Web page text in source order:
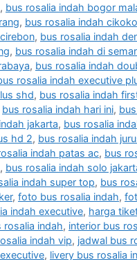
, bus rosalia indah bogor
, bus rosalia indah
, bus rosalia indah
, bus rosalia indah di
, bus rosalia indah
rosalia indah executive
shd, bus rosalia indah
bus rosalia indah hari ini,
jakarta, bus rosalia
hd 2, bus rosalia indah
indah patas ac, bus
, bus rosalia indah solo
indah super top, bus
, foto bus rosalia indah,
indah executive, harga
rosalia indah, interior bus
indah vip, jadwal bus
, livery bus rosalia